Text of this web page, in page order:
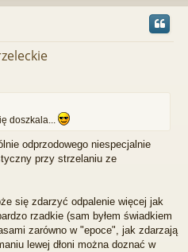
g
doszkala...
odprzodowego niespecjalnie
przy strzelaniu ze
się zdarzyć odpalenie więcej jak
rzadkie (sam byłem świadkiem
zarówno w "epoce", jak zdarzają
lewej dłoni można doznać w